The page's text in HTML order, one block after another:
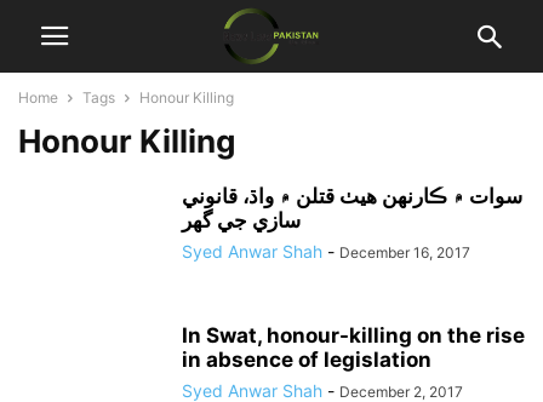
Home Tags Honour Killing
Honour Killing
سوات ۾ ڪارنهن هيٺ قتلن ۾ واڌ، قانوني
سازي جي گهر
Syed Anwar Shah - December 16, 2017
In Swat, honour-killing on the rise
in absence of legislation
Syed Anwar Shah - December 2, 2017